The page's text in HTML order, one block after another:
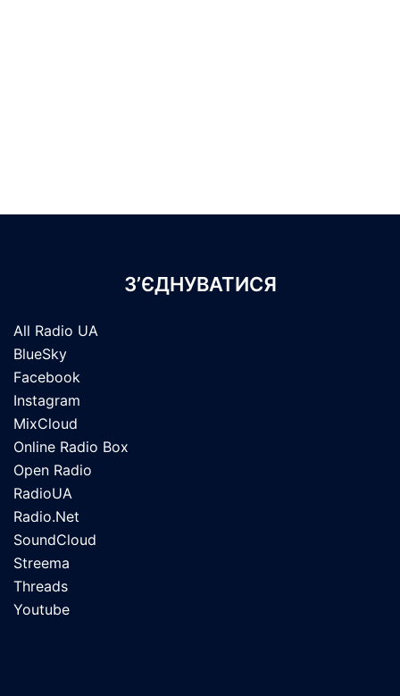
З’ЄДНУВАТИСЯ
All Radio UA
BlueSky
Facebook
Instagram
MixCloud
Online Radio Box
Open Radio
RadioUA
Radio.Net
SoundCloud
Streema
Threads
Youtube